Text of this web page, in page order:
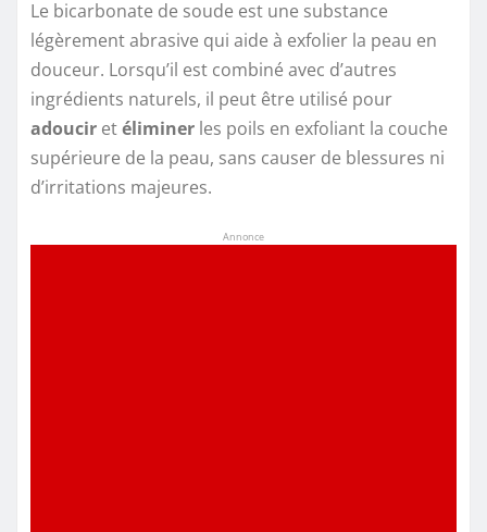
Le bicarbonate de soude est une substance
légèrement abrasive qui aide à exfolier la peau en
douceur. Lorsqu’il est combiné avec d’autres
ingrédients naturels, il peut être utilisé pour
adoucir etéliminer les poils en exfoliant la couche
supérieure de la peau, sans causer de blessures ni
d’irritations majeures.
Annonce